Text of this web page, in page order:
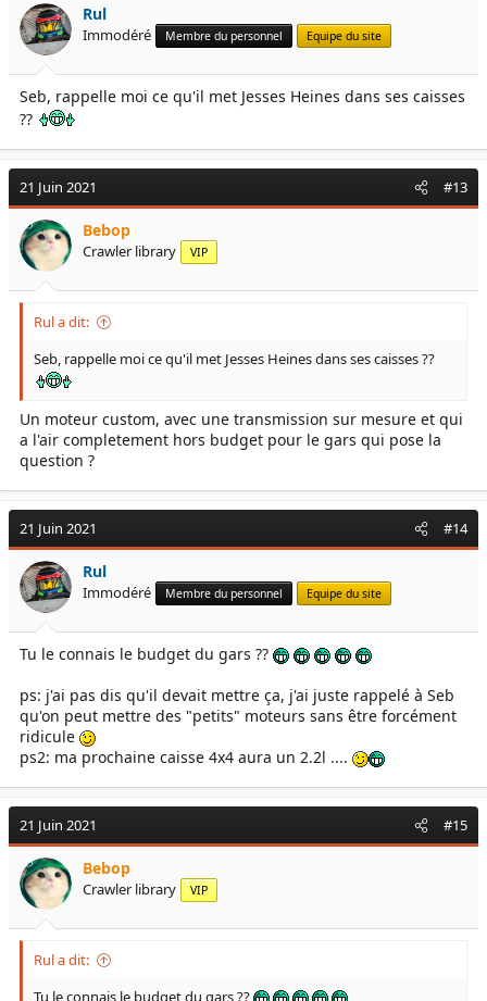
Rul
Immodéré Membre du personnel Equipe du site
Seb, rappelle moi ce qu'il met Jesses Heines dans ses caisses
??
21 Juin 2021 #13
Bebop
Crawler library VIP
Rul a dit:
Seb, rappelle moi ce qu'il met Jesses Heines dans ses caisses ??
Un moteur custom, avec une transmission sur mesure et qui
a l'air completement hors budget pour le gars qui pose la
question ?
21 Juin 2021 #14
Rul
Immodéré Membre du personnel Equipe du site
Tu le connais le budget du gars ??
ps: j'ai pas dis qu'il devait mettre ça, j'ai juste rappelé à Seb
qu'on peut mettre des "petits" moteurs sans être forcément
ridicule
ps2: ma prochaine caisse 4x4 aura un 2.2l ....
21 Juin 2021 #15
Bebop
Crawler library VIP
Rul a dit:
Tu le connais le budget du gars ??